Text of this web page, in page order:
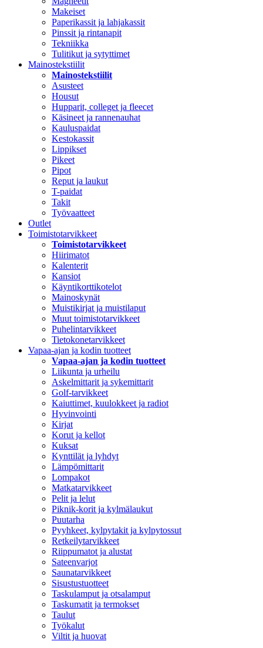
Makeiset
Paperikassit ja lahjakassit
Pinssit ja rintanapit
Tekniikka
Tulitikut ja sytyttimet
Mainostekstiilit
Mainostekstiilit
Asusteet
Housut
Hupparit, colleget ja fleecet
Käsineet ja rannenauhat
Kauluspaidat
Kestokassit
Lippikset
Pikeet
Pipot
Reput ja laukut
T-paidat
Takit
Työvaatteet
Outlet
Toimistotarvikkeet
Toimistotarvikkeet
Hiirimatot
Kalenterit
Kansiot
Käyntikorttikotelot
Mainoskynät
Muistikirjat ja muistilaput
Muut toimistotarvikkeet
Puhelintarvikkeet
Tietokonetarvikkeet
Vapaa-ajan ja kodin tuotteet
Vapaa-ajan ja kodin tuotteet
Liikunta ja urheilu
Askelmittarit ja sykemittarit
Golf-tarvikkeet
Kaiuttimet, kuulokkeet ja radiot
Hyvinvointi
Kirjat
Korut ja kellot
Kuksat
Kynttilät ja lyhdyt
Lämpömittarit
Lompakot
Matkatarvikkeet
Pelit ja lelut
Piknik-korit ja kylmälaukut
Puutarha
Pyyhkeet, kylpytakit ja kylpytossut
Retkeilytarvikkeet
Riippumatot ja alustat
Sateenvarjot
Saunatarvikkeet
Sisustustuotteet
Taskulamput ja otsalamput
Taskumatit ja termokset
Taulut
Työkalut
Viltit ja huovat